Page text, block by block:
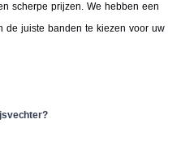
scherpe prijzen. We hebben een
de juiste banden te kiezen voor uw